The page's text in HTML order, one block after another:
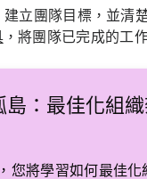
建立團隊目標，並清
，將團隊已完成的工
島：最佳化組
您將學習如何最佳化